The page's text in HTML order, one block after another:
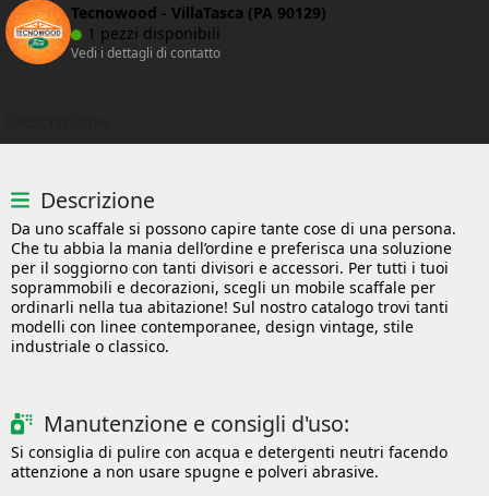
Tecnowood - VillaTasca (PA 90129)
1 pezzi disponibili
Vedi i dettagli di contatto
Descrizione
Da uno scaffale si possono capire tante cose di una persona.
Che tu abbia la mania dell’ordine e preferisca una soluzione
per il soggiorno con tanti divisori e accessori. Per tutti i tuoi
soprammobili e decorazioni, scegli un mobile scaffale per
ordinarli nella tua abitazione! Sul nostro catalogo trovi tanti
modelli con linee contemporanee, design vintage, stile
industriale o classico.
Manutenzione e consigli d'uso:
Si consiglia di pulire con acqua e detergenti neutri facendo
attenzione a non usare spugne e polveri abrasive.